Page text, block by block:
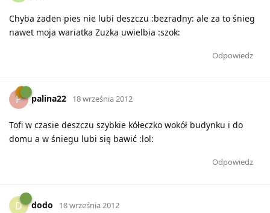
Chyba żaden pies nie lubi deszczu :bezradny: ale za to śnieg
nawet moja wariatka Zuzka uwielbia :szok:
Odpowiedz
P palina22 18 września 2012
Tofi w czasie deszczu szybkie kółeczko wokół budynku i do
domu a w śniegu lubi się bawić :lol:
Odpowiedz
D dodo 18 września 2012